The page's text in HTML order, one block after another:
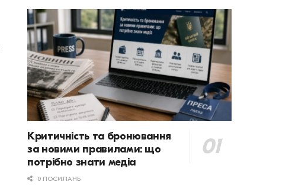
Критичність та бронювання
за новими правилами: що
потрібно знати медіа
0 ПОСИЛАНЬ